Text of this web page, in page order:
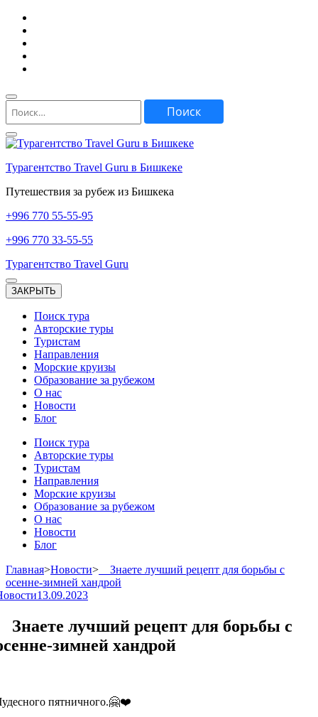
Перейти
содержимому
(нажмите
Enter)
Найти:
Турагентство Travel Guru в Бишкеке
Путешествия за рубеж из Бишкека
+996 770 55-55-95
+996 770 33-55-55
Турагентство Travel Guru
ЗАКРЫТЬ
Поиск тура
Авторские туры
Туристам
Направления
Морские круизы
Образование за рубежом
О нас
Новости
Блог
Поиск тура
Авторские туры
Туристам
Направления
Морские круизы
Образование за рубежом
О нас
Новости
Блог
Главная>Новости> ⠀ Знаете лучший рецепт для борьбы с
осенне-зимней хандрой
13.09.2023
Знаете лучший рецепт для борьбы с
зимней хандрой
пятничного.🤗❤️